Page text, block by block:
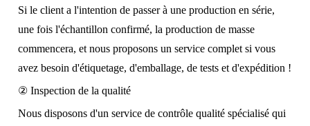
Si le client a l'intention de passer à une production en série,
une fois l'échantillon confirmé, la production de masse
commencera, et nous proposons un service complet si vous
avez besoin d'étiquetage, d'emballage, de tests et d'expédition !
② Inspection de la qualité
Nous disposons d'un service de contrôle qualité spécialisé qui